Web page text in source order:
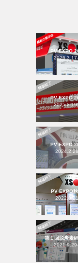
PV EXPO
PV EXPO
PV EXPO
PV EXPO
第１回脱炭素